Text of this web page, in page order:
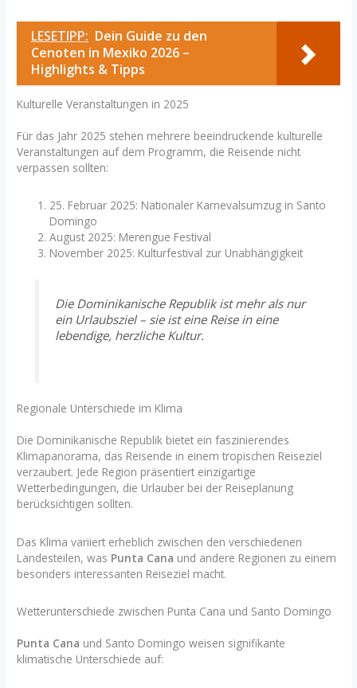
LESETIPP: Dein Guide zu den
Cenoten in Mexiko 2026 –
Highlights & Tipps
Kulturelle Veranstaltungen in 2025
Für das Jahr 2025 stehen mehrere beeindruckende kulturelle
Veranstaltungen auf dem Programm, die Reisende nicht
verpassen sollten:
25. Februar 2025: Nationaler Karnevalsumzug in Santo
Domingo
August 2025: Merengue Festival
November 2025: Kulturfestival zur Unabhängigkeit
Die Dominikanische Republik ist mehr als nur
ein Urlaubsziel – sie ist eine Reise in eine
lebendige, herzliche Kultur.
Regionale Unterschiede im Klima
Die Dominikanische Republik bietet ein faszinierendes
Klimapanorama, das Reisende in einem tropischen Reiseziel
verzaubert. Jede Region präsentiert einzigartige
Wetterbedingungen, die Urlauber bei der Reiseplanung
berücksichtigen sollten.
Das Klima variiert erheblich zwischen den verschiedenen
Landesteilen, was Punta Cana und andere Regionen zu einem
besonders interessanten Reiseziel macht.
Wetterunterschiede zwischen Punta Cana und Santo Domingo
Punta Cana und Santo Domingo weisen signifikante
klimatische Unterschiede auf: